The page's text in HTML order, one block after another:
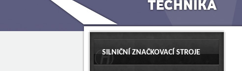
SILNIČNÍ ZNAČKOVACÍ STROJE